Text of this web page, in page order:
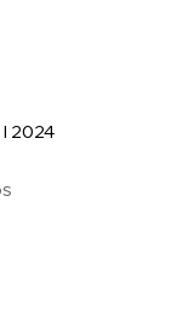
2024